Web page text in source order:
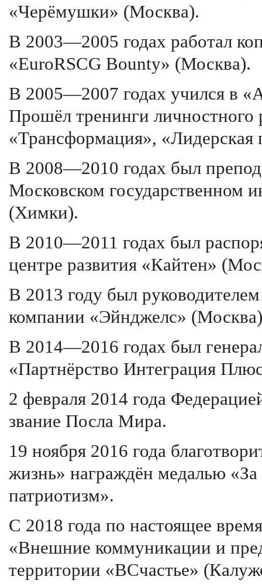
«Черёмушки» (Москва).
В 2003—2005 годах работал
«EuroRSCG Bounty» (Москва).
В 2005—2007 годах учился в
Прошёл тренинги личностного
«Трансформация», «Лидерская
В 2008—2010 годах был
Московском государственном
(Химки).
В 2010—2011 годах был
центре развития «Кайтен»
В 2013 году был
компании «Эйнджелс»
В 2014—2016 годах был
«Партнёрство Интеграция
2 февраля 2014 года
звание Посла Мира.
19 ноября 2016 года
жизнь» награждён медалью
патриотизм».
С 2018 года по настоящее
«Внешние коммуникации и
территории «ВСчастье»